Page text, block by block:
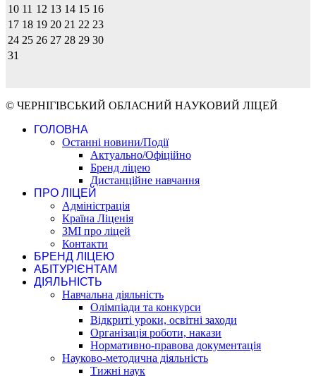
10 11 12 13 14 15 16
17 18 19 20 21 22 23
24 25 26 27 28 29 30
31
© ЧЕРНІГІВСЬКИЙ ОБЛАСНИЙ НАУКОВИЙ ЛІЦЕЙ
ГОЛОВНА
Останні новини/Події
Актуально/Офіційно
Бренд ліцею
Дистанційне навчання
ПРО ЛІЦЕЙ
Адміністрація
Країна Ліценія
ЗМІ про ліцей
Контакти
БРЕНД ЛІЦЕЮ
АБІТУРІЄНТАМ
ДІЯЛЬНІСТЬ
Навчальна діяльність
Олімпіади та конкурси
Відкриті уроки, освітні заходи
Організація роботи, накази
Нормативно-правова документація
Науково-методична діяльність
Тижні наук